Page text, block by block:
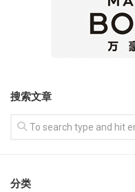
搜索文章
分类